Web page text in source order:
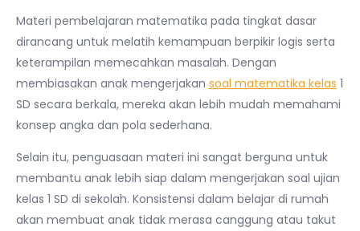
Materi pembelajaran matematika pada tingkat dasar
dirancang untuk melatih kemampuan berpikir logis serta
keterampilan memecahkan masalah. Dengan
membiasakan anak mengerjakan soal matematika kelas 1
SD secara berkala, mereka akan lebih mudah memahami
konsep angka dan pola sederhana.
Selain itu, penguasaan materi ini sangat berguna untuk
membantu anak lebih siap dalam mengerjakan soal ujian
kelas 1 SD di sekolah. Konsistensi dalam belajar di rumah
akan membuat anak tidak merasa canggung atau takut